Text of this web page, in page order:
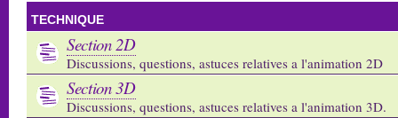
TECHNIQUE
Section 2D
Discussions, questions, astuces relatives a l'animation 2D
Section 3D
Discussions, questions, astuces relatives a l'animation 3D.